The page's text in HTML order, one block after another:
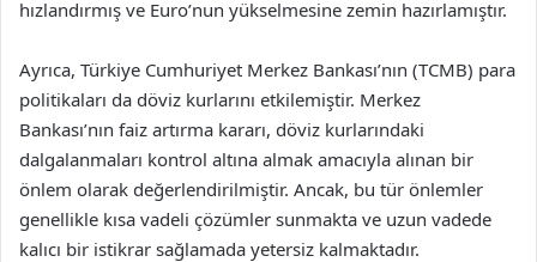
hızlandırmış ve Euro’nun yükselmesine zemin hazırlamıştır.
Ayrıca, Türkiye Cumhuriyet Merkez Bankası’nın (TCMB) para
politikaları da döviz kurlarını etkilemiştir. Merkez
Bankası’nın faiz artırma kararı, döviz kurlarındaki
dalgalanmaları kontrol altına almak amacıyla alınan bir
önlem olarak değerlendirilmiştir. Ancak, bu tür önlemler
genellikle kısa vadeli çözümler sunmakta ve uzun vadede
kalıcı bir istikrar sağlamada yetersiz kalmaktadır.